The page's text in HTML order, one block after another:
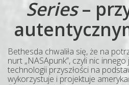
Series–
Bethesda chwaliła się, że na
nurt „NASApunk”, czyli nic
technologii przyszłości na
wykorzystuje i projektuje